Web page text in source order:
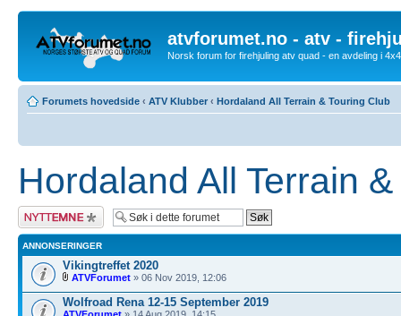
atvforumet.no - atv -
Norsk forum for firehjuling atv quad - en avdeling i
Forumets hovedside ‹ ATV Klubber ‹ Hordaland All Terrain & Touring Club
Hordaland All Terrain
Legg inn et nytt
emne
ANNONSERINGER
Vikingtreffet 2020
ATVForumet » 06 Nov 2019, 12:06
Wolfroad Rena 12-15 September 2019
ATVForumet » 14 Aug 2019, 14:15